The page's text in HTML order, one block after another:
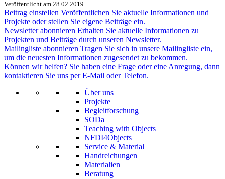
Veröffentlicht am 28.02.2019
Beitrag einstellen Veröffentlichen Sie aktuelle Informationen und
Projekte oder stellen Sie eigene Beiträge ein.
Newsletter abonnieren Erhalten Sie aktuelle Informationen zu
Projekten und Beiträge durch unseren Newsletter.
Mailingliste abonnieren Tragen Sie sich in unsere Mailingliste ein,
um die neuesten Informationen zugesendet zu bekommen.
Können wir helfen? Sie haben eine Frage oder eine Anregung, dann
kontaktieren Sie uns per E-Mail oder Telefon.
Über uns
Projekte
Begleitforschung
SODa
Teaching with Objects
NFDI4Objects
Service & Material
Handreichungen
Materialien
Beratung